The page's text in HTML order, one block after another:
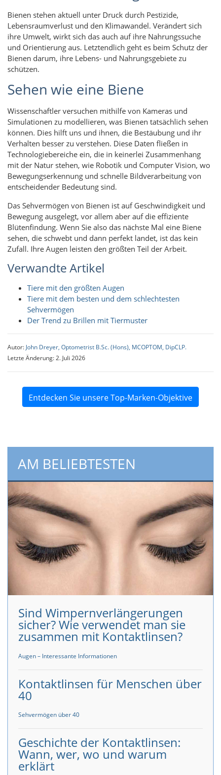
Bienen stehen aktuell unter Druck durch Pestizide,
Lebensraumverlust und den Klimawandel. Verändert sich
ihre Umwelt, wirkt sich das auch auf ihre Nahrungssuche
und Orientierung aus. Letztendlich geht es beim Schutz der
Bienen darum, ihre Lebens- und Nahrungsgebiete zu
schützen.
Sehen wie eine Biene
Wissenschaftler versuchen mithilfe von Kameras und
Simulationen zu modellieren, was Bienen tatsächlich sehen
können. Dies hilft uns und ihnen, die Bestäubung und ihr
Verhalten besser zu verstehen. Diese Daten fließen in
Technologiebereiche ein, die in keinerlei Zusammenhang
mit der Natur stehen, wie Robotik und Computer Vision, wo
Bewegungserkennung und schnelle Bildverarbeitung von
entscheidender Bedeutung sind.
Das Sehvermögen von Bienen ist auf Geschwindigkeit und
Bewegung ausgelegt, vor allem aber auf die effiziente
Blütenfindung. Wenn Sie also das nächste Mal eine Biene
sehen, die schwebt und dann perfekt landet, ist das kein
Zufall. Ihre Augen leisten den größten Teil der Arbeit.
Verwandte Artikel
Tiere mit den größten Augen
Tiere mit dem besten und dem schlechtesten
Sehvermögen
Der Trend zu Brillen mit Tiermuster
Autor: John Dreyer, Optometrist B.Sc. (Hons), MCOPTOM, DipCLP.
Letzte Änderung: 2. Juli 2026
Entdecken Sie unsere Top-Marken-Objektive
AM BELIEBTESTEN
Sind Wimpernverlängerungen
sicher? Wie verwendet man sie
zusammen mit Kontaktlinsen?
Augen – Interessante Informationen
Kontaktlinsen für Menschen über
40
Sehvermögen über 40
Geschichte der Kontaktlinsen:
Wann, wer, wo und warum
erklärt